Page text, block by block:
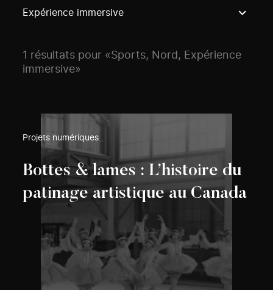
Expérience immersive
1 résultats pour «Sports, Nord, Expérience
immersive»
Projets numériques
Bottes & lames : L’histoire du
patinage artistique au Canada